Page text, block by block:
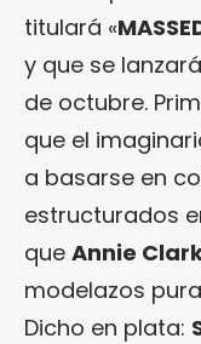
titulará «
y que se
de octubre.
que el
a basarse en
estructurados
que Annie
modelazos
Dicho en plata: